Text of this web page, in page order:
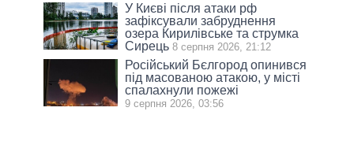
У Києві після атаки рф
зафіксували забруднення
озера Кирилівське та струмка
Сирець 8 серпня 2026, 21:12
Російський Бєлгород опинився
під масованою атакою, у місті
спалахнули пожежі
9 серпня 2026, 03:56